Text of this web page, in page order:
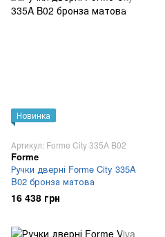
Новинка
Артикул: Forme City 335A B02
Forme
Ручки дверні Forme City 335A
B02 бронза матова
16 438 грн